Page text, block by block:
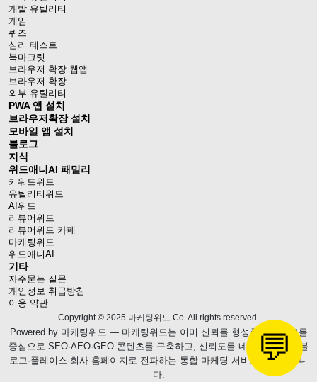
💬
개발 유틸리티
게임
퀴즈
심리 테스트
북마크릿
브라우저 확장 웹앱
브라우저 확장
외부 유틸리티
PWA 앱 설치
브라우저확장 설치
모바일 앱 설치
블로그
지식
위드애니AI 패밀리
키워드위드
유틸리티위드
AI위드
리뷰어위드
리뷰어위드 카페
마케팅위드
위드애니AI
기타
자주묻는 질문
개인정보 취급방침
이용 약관
Copyright © 2025 마케팅위드 Co. All rights reserved.
Powered by 마케팅위드 — 마케팅위드는 이미 신뢰를 형성한 웹블로그를
중심으로 SEO·AEO·GEO 콘텐츠를 구축하고, 신뢰도를 네이버 브랜드 블
로그·플레이스·회사 홈페이지로 전파하는 통합 마케팅 서비스를 제공합니
다.